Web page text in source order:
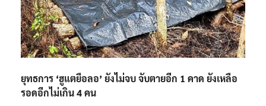
ยุทธการ ‘ฮูแตยือลอ’ ยังไม่จบ จับตายอีก 1 คาด ยังเหลือ
รอดอีกไม่เกิน 4 คน